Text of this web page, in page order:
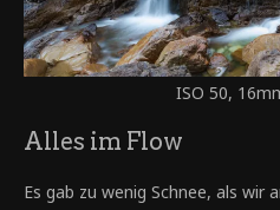
ISO 50,
Alles im Flow
Es gab zu wenig Schnee, als wir